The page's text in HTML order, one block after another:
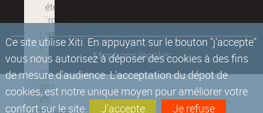
Ce site utilise Xiti. En appuyant sur le bouton "j'accepte"
vous nous autorisez à déposer des cookies à des fins
de mesure d'audience. L'acceptation du dépot de
cookies, est notre unique moyen pour améliorer votre
confort sur le site.
J'accepte Je refuse
Mentions légales